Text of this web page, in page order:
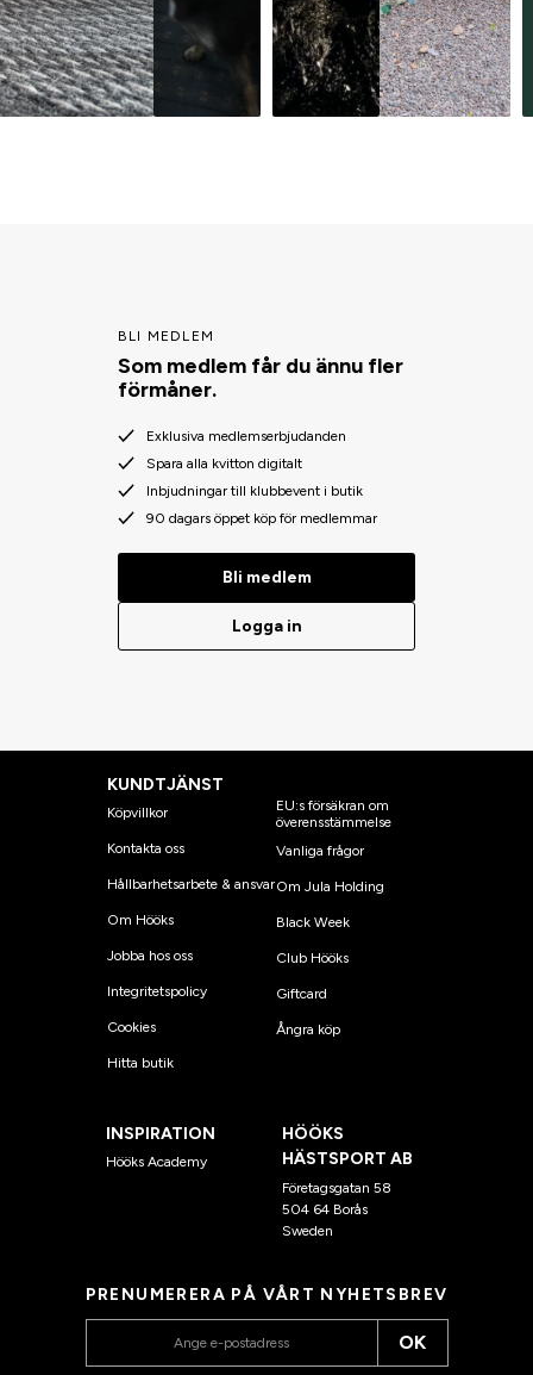
BLI MEDLEM
Som medlem får du ännu fler
förmåner.
Exklusiva medlemserbjudanden
Spara alla kvitton digitalt
Inbjudningar till klubbevent i butik
90 dagars öppet köp för medlemmar
Bli medlem
Logga in
KUNDTJÄNST
Köpvillkor
Kontakta oss
Hållbarhetsarbete & ansvar
Om Hööks
Jobba hos oss
Integritetspolicy
Cookies
Hitta butik
EU:s försäkran om
överensstämmelse
Vanliga frågor
Om Jula Holding
Black Week
Club Hööks
Giftcard
Ångra köp
INSPIRATION
Hööks Academy
HÖÖKS
HÄSTSPORT AB
Företagsgatan 58
504 64 Borås
Sweden
PRENUMERERA PÅ VÅRT NYHETSBREV
OK